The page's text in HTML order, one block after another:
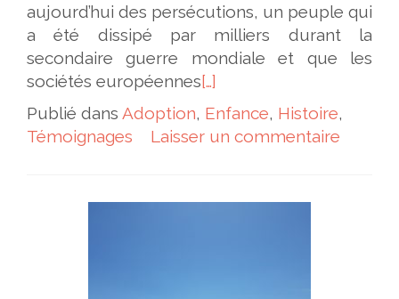
aujourd’hui des persécutions, un peuple qui
a été dissipé par milliers durant la
secondaire guerre mondiale et que les
sociétés européennes[…]
Publié dans Adoption, Enfance, Histoire,
Témoignages
Laisser un commentaire